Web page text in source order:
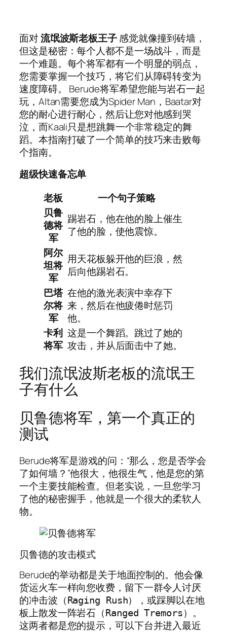
面对流氓波斯老板王子感觉就像撞到砖墙，
但这是秘密：每个人都不是一场战斗，而是
一个难题。每个将军都有一个明显的弱点，
您需要掌握一个技巧，将它们从障碍转变为
速度障碍。 Berude将军希望您能与岩石一起
玩，Altan需要您成为Spider Man，Baatar对
您的耐心进行耐心，然后让您对他感到哭
泣，而Kaali只是想跳舞一个非常稳定的舞
蹈。本指南打破了一个简单的技巧来击败每
个指南。
超级快速备忘单
老板
一个句子策略
贝鲁
德将
军
踢岩石，他在他的脸上催生
了他的脸，使他震惊。
阿尔
坦将
军
用天花板躲开他的巨浪，然
后向他踢岩石。
巴塔
尔将
军
在他的激光表演中幸存下
来，然后在他疲倦时惩罚
他。
卡利
将军
这是一个舞蹈。跳过了她的
攻击，并从后面击中了她。
我们流氓波斯老板的流氓王
子有什么
贝鲁德将军，第一个真正的
测试
Berude将军是游戏的问：“那么，您是否学会
了如何墙？”他很大，他很生气，他是您的第
一个主要技能检查。但老实说，一旦您学习
了他的秘密握手，他就是一个很大的柔软人
物。
贝鲁德的攻击模式
Berude的举动都是关于地面控制的。他会像
货运火车一样向您收费，留下一群令人讨厌
的冲击波（ Raging Rush），或踩脚以在地
板上散发一阵岩石（ Ranged Tremors）。
这两者都是您的提示，可以下台并进入最近